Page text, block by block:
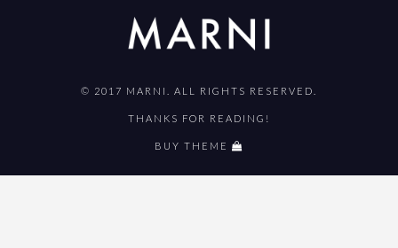
© 2017 MARNI. ALL RIGHTS RESERVED.
THANKS FOR READING!
BUY THEME